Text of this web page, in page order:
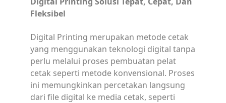
Fleksibel
Digital Printing merupakan metode cetak
yang menggunakan teknologi digital tanpa
perlu melalui proses pembuatan pelat
cetak seperti metode konvensional. Proses
ini memungkinkan percetakan langsung
dari file digital ke media cetak, seperti